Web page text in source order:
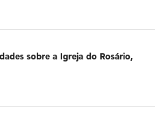
sobre a Igreja do Rosário,